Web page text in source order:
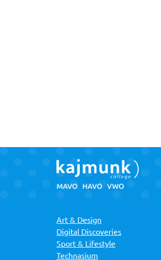
Art & Design
Digital Discoveries
Sport & Lifestyle
Technasium